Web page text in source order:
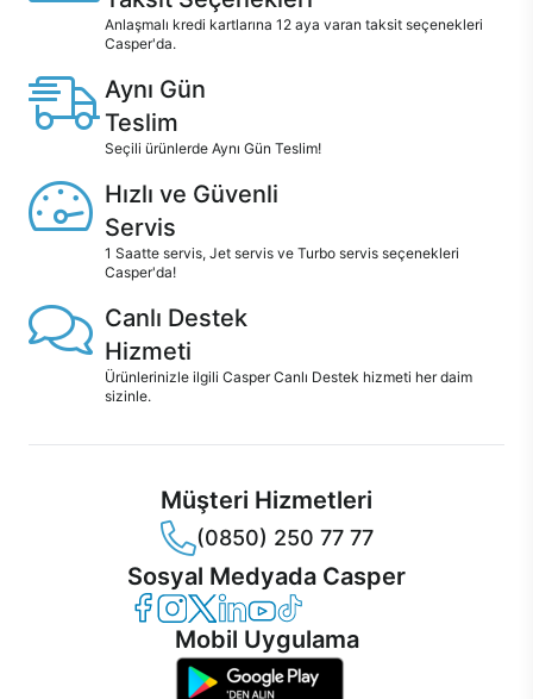
Anlaşmalı kredi kartlarına 12 aya varan taksit seçenekleri
Casper'da.
Aynı Gün
Teslim
Seçili ürünlerde Aynı Gün Teslim!
Hızlı ve Güvenli
Servis
1 Saatte servis, Jet servis ve Turbo servis seçenekleri
Casper'da!
Canlı Destek
Hizmeti
Ürünlerinizle ilgili Casper Canlı Destek hizmeti her daim
sizinle.
Müşteri Hizmetleri
(0850) 250 77 77
Sosyal Medyada Casper
Casper Facebook
Casper Instagram
Casper Twitter
Casper LinkedIn
Casper YouTube
Casper TikTok
Mobil Uygulama